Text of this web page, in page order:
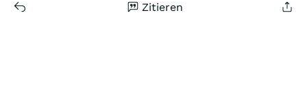
Zitieren